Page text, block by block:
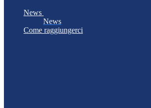
News
News
Come raggiungerci